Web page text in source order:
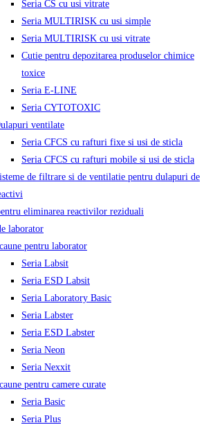
Seria CS cu usi vitrate
Seria MULTIRISK cu usi simple
Seria MULTIRISK cu usi vitrate
Cutie pentru depozitarea produselor chimice
toxice
Seria E-LINE
Seria CYTOTOXIC
ventilate
Seria CFCS cu rafturi fixe si usi de sticla
Seria CFCS cu rafturi mobile si usi de sticla
de filtrare si de ventilatie pentru dulapuri de
eliminarea reactivilor reziduali
laborator
pentru laborator
Seria Labsit
Seria ESD Labsit
Seria Laboratory Basic
Seria Labster
Seria ESD Labster
Seria Neon
Seria Nexxit
pentru camere curate
Seria Basic
Seria Plus